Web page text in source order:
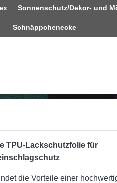
Sonnenschutz/Dekor- und
Schnäppchenecke
TPU-Lackschutzfolie für
die Vorteile einer